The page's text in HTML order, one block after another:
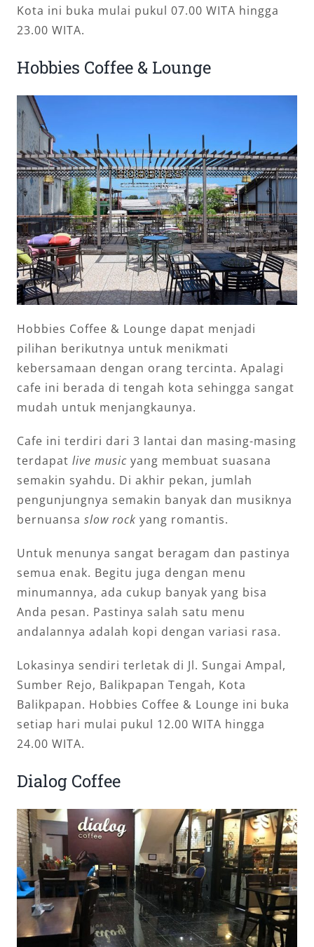
Kota ini buka mulai pukul 07.00 WITA hingga
23.00 WITA.
Hobbies Coffee & Lounge
Hobbies Coffee & Lounge dapat menjadi
pilihan berikutnya untuk menikmati
kebersamaan dengan orang tercinta. Apalagi
cafe ini berada di tengah kota sehingga sangat
mudah untuk menjangkaunya.
Cafe ini terdiri dari 3 lantai dan masing-masing
terdapat live musicyang membuat suasana
semakin syahdu. Di akhir pekan, jumlah
pengunjungnya semakin banyak dan musiknya
bernuansa slow rock yang romantis.
Untuk menunya sangat beragam dan pastinya
semua enak. Begitu juga dengan menu
minumannya, ada cukup banyak yang bisa
Anda pesan. Pastinya salah satu menu
andalannya adalah kopi dengan variasi rasa.
Lokasinya sendiri terletak di Jl. Sungai Ampal,
Sumber Rejo, Balikpapan Tengah, Kota
Balikpapan. Hobbies Coffee & Lounge ini buka
setiap hari mulai pukul 12.00 WITA hingga
24.00 WITA.
Dialog Coffee